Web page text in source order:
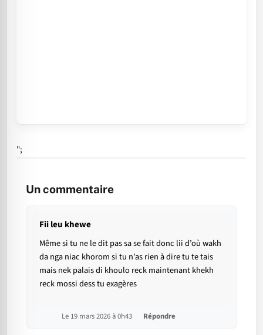
";
Un commentaire
Fii leu khewe
Même si tu ne le dit pas sa se fait donc lii d’où wakh
da nga niac khorom si tu n’as rien à dire tu te tais
mais nek palais di khoulo reck maintenant khekh
reck mossi dess tu exagères
Le 19 mars 2026 à 0h43 Répondre